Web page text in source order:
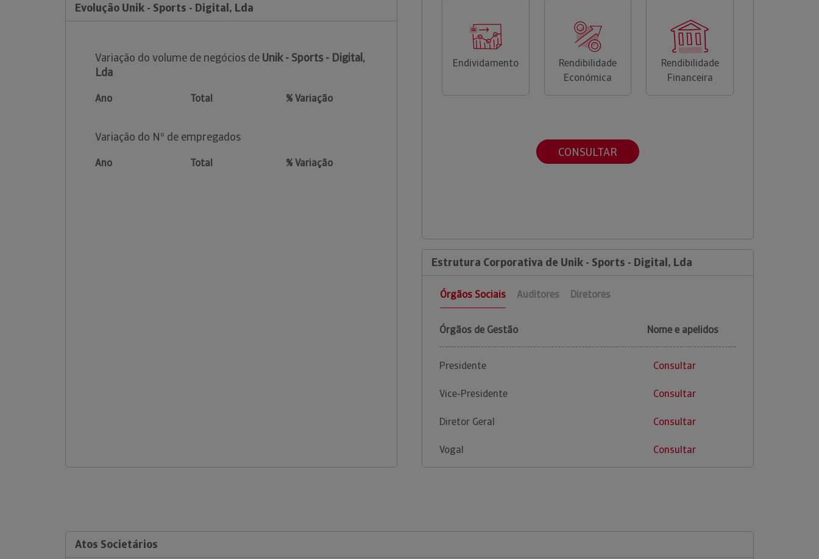
Evolução Unik - Sports - Digital, Lda
Variação do volume de negócios de Unik - Sports - Digital,
Lda
Ano Total % Variação
Variação do Nº de empregados
Ano Total % Variação
Endividamento
Rendibilidade
Económica
Rendibilidade
Financeira
CONSULTAR
Estrutura Corporativa de Unik - Sports - Digital, Lda
Órgãos Sociais Auditores Diretores
Órgãos de Gestão Nome e apelidos
Presidente Consultar
Vice-Presidente Consultar
Diretor Geral Consultar
Vogal Consultar
Atos Societários